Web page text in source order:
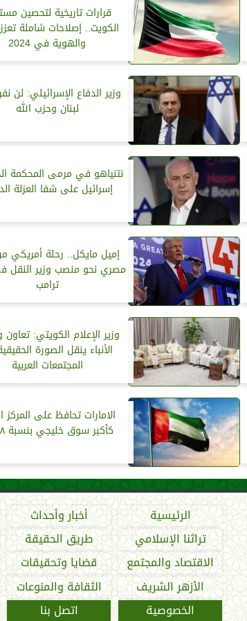
قرارات تاريخية لتحصين
الكويت.. إصلاحات شاملة
والهوية في 2024
وزير الدفاع الإسرائيلي: لن
لبنان وحزب الله
نتنياهو في مرمى المحكمة
إسرائيل على شفا العزلة
إميل مايكل.. رحلة أمريكي
مصري نحو منصب وزير النقل
ترامب
وزير الإعلام الكويتي: تعاون
الأنباء ينقل الصورة
المجتمعات العربية
الامارات تحافظ على المركز
كأكبر سوق خليجي بنسبة ١٨،٨%
الرئيسية أخبار وأحداث
تراثنا الإسلامي
طريق الحقيقة
الاقتصاد والمجتمع
قضايا وتحقيقات
الأزهر الشريف
الثقافة والمنوعات
الخصوصية
اتصل بنا